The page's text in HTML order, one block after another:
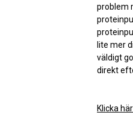
problem
lite mer
väldigt
direkt
Klicka